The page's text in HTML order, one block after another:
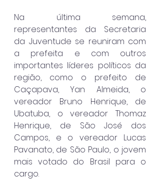
Na última semana,
representantes da Secretaria
da Juventude se reuniram com
a prefeita e com outros
importantes líderes políticos da
região, como o prefeito de
Caçapava, Yan Almeida, o
vereador Bruno Henrique, de
Ubatuba, o vereador Thomaz
Henrique, de São José dos
Campos, e o vereador Lucas
Pavanato, de São Paulo, o jovem
mais votado do Brasil para o
cargo.